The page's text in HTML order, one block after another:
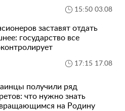
15:50 03.08
заставят отдать
государство все
17:15 17.08
получили ряд
что нужно знать
на Родину